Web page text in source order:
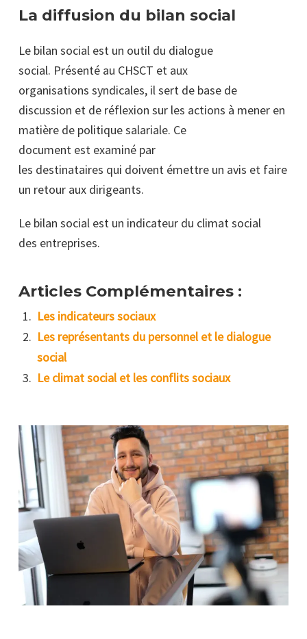
La diffusion du bilan social
Le bilan social est un outil du dialogue
social. Présenté au CHSCT et aux
organisations syndicales, il sert de base de
discussion et de réflexion sur les actions à mener en
matière de politique salariale. Ce
document est examiné par
les destinataires qui doivent émettre un avis et faire
un retour aux dirigeants.
Le bilan social est un indicateur du climat social
des entreprises.
Articles Complémentaires :
Les indicateurs sociaux
Les représentants du personnel et le dialogue
social
Le climat social et les conflits sociaux